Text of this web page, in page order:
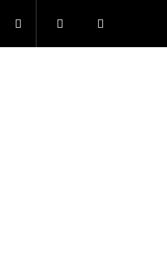
HledatPřihlášení